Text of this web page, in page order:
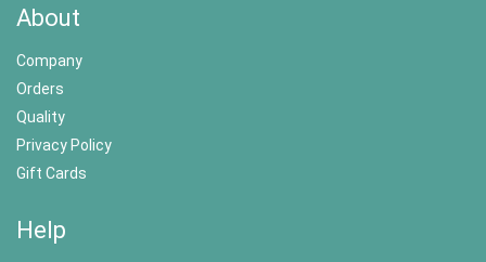
About
Company
Orders
Quality
Privacy Policy
Gift Cards
Help